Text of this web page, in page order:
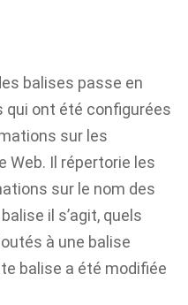
balises passe en
qui ont été configurées
sur les
Web. Il répertorie les
sur le nom des
il s’agit, quels
à une balise
balise a été modifiée